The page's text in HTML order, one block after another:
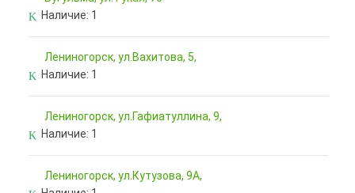
Наличие: 1
Лениногорск, ул.Вахитова, 5,
Наличие: 1
Лениногорск, ул.Гафиатуллина, 9,
Наличие: 1
Лениногорск, ул.Кутузова, 9А,